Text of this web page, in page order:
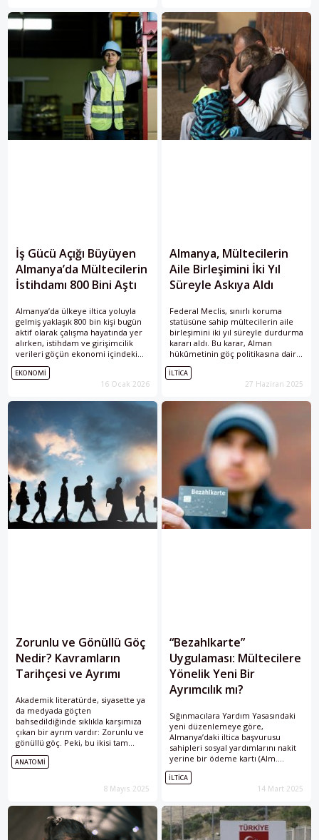
nedeniyle evinden uzakta yaşam
mücadelesi veriyor.
İş Gücü Açığı Büyüyen
Almanya’da Mültecilerin
İstihdamı 800 Bini Aştı
Almanya’da ülkeye iltica yoluyla
gelmiş yaklaşık 800 bin kişi bugün
aktif olarak çalışma hayatında yer
alırken, istihdam ve girişimcilik
verileri göçün ekonomi içindeki
ağırlığının arttığını ortaya koyuyor.
Ancak araştırmalar, bürokratik
engeller ve denklik süreçleri
karşılık bulmadığına işaret ediyor.
EKONOMI
16 Ocak 2026
Almanya, Mültecilerin
Aile Birleşimini İki Yıl
Süreyle Askıya Aldı
Federal Meclis, sınırlı koruma
statüsüne sahip mültecilerin aile
birleşimini iki yıl süreyle durdurma
kararı aldı. Bu karar, Alman
hükûmetinin göç politikasına dair
planladığı bir dizi reformun ilk
adımını oluşturuyor.
İLTICA
27 Haziran 2025
Zorunlu ve Gönüllü Göç
Nedir? Kavramların
Tarihçesi ve Ayrımı
Akademik literatürde, siyasette ya
da medyada göçten
bahsedildiğinde sıklıkla karşımıza
çıkan bir ayrım vardır: Zorunlu ve
gönüllü göç. Peki, bu ikisi tam
olarak nedir ve aralarındaki ayrım
hangi temele dayanarak yapılır?
kategori çerçevesinden analiz
etmek ne ölçüde mümkündür?
"Anatomi" serisinde bu soruları ele
ANATOMI
8 Mayıs 2025
“Bezahlkarte”
Uygulaması: Mültecilere
Yönelik Yeni Bir
Ayrımcılık mı?
Sığınmacılara Yardım Yasasındaki
yeni düzenlemeye göre,
Almanya’daki iltica başvurusu
sahipleri sosyal yardımlarını nakit
yerine bir ödeme kartı (Alm.
“Bezahlkarte”) aracılığıyla alacaklar.
Her eyalet, kartın hangi işlevlere
sahip olacağına kendisi karar
mülteciler için bir kolaylık mı
sağlayacak yoksa yeni bir
kısıtlamaya mı yol açacak?
İLTICA
14 Mart 2025